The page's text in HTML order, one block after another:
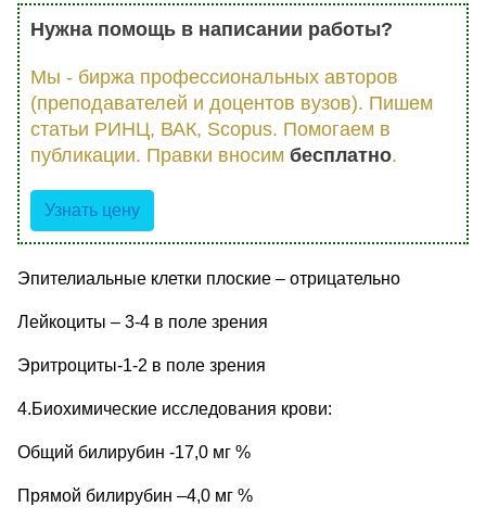
Нужна помощь в написании работы?
Мы - биржа профессиональных авторов
(преподавателей и доцентов вузов). Пишем
статьи РИНЦ, ВАК, Scopus. Помогаем в
публикации. Правки вносим бесплатно.
Узнать цену
Эпителиальные клетки плоские – отрицательно
Лейкоциты – 3-4 в поле зрения
Эритроциты-1-2 в поле зрения
4.Биохимические исследования крови:
Общий билирубин -17,0 мг %
Прямой билирубин –4,0 мг %